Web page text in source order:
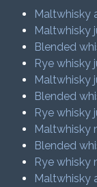
Maltwhisky
Maltwhisky
Blended
Rye whisky
Maltwhisky
Blended
Rye whisky
Maltwhisky
Blended
Rye whisky
Maltwhisky